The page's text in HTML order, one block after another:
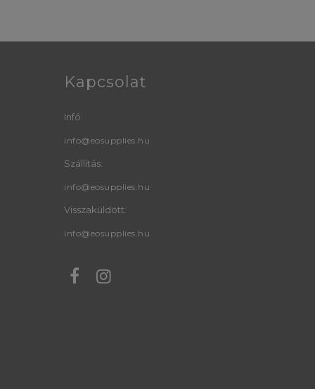
Kapcsolat
Infó:
info@eosupplies.hu
Szállítás:
info@eosupplies.hu
Visszaküldött:
info@eosupplies.hu